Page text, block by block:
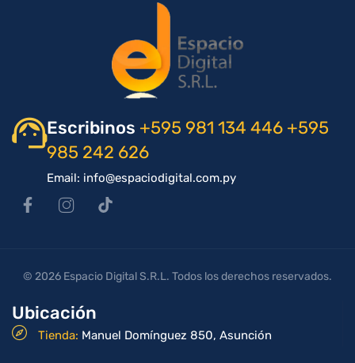
Escribinos +595 981 134 446 +595
985 242 626
Email: info@espaciodigital.com.py
Ubicación
Tienda: Manuel Domínguez 850, Asunción
© 2026 Espacio Digital S.R.L. Todos los derechos reservados.